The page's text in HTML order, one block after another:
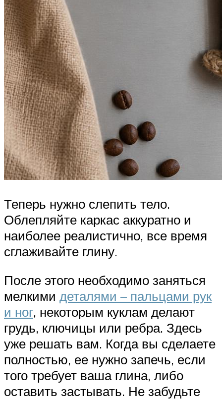
Теперь нужно слепить тело.
Облепляйте каркас аккуратно и
наиболее реалистично, все время
сглаживайте глину.
После этого необходимо заняться
мелкими деталями – пальцами рук
и ног, некоторым куклам делают
грудь, ключицы или ребра. Здесь
уже решать вам. Когда вы сделаете
полностью, ее нужно запечь, если
того требует ваша глина, либо
оставить застывать. Не забудьте